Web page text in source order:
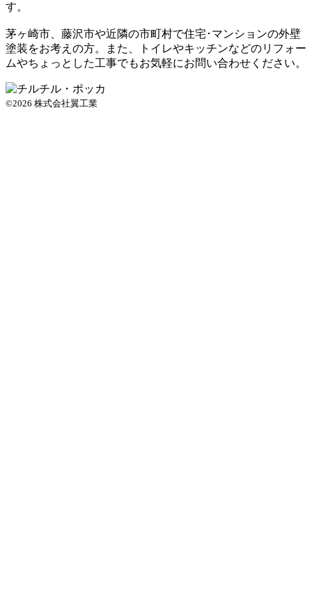
す。
茅ヶ崎市、藤沢市や近隣の市町村で住宅･マンションの外壁
塗装をお考えの方。また、トイレやキッチンなどのリフォー
ムやちょっとした工事でもお気軽にお問い合わせください。
©2026 株式会社翼工業